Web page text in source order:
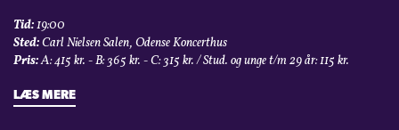
Tid:19:00
Sted:Carl Nielsen Salen, Odense Koncerthus
Pris:A: 415 kr. - B: 365 kr. - C: 315 kr. / Stud. og unge t/m 29 år: 115 kr.
LÆS MERE